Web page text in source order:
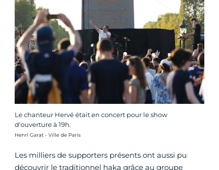
Le chanteur Hervé était en concert pour le show
d'ouverture à 19h.
Crédit photo :
Henri Garat - Ville de Paris
Les milliers de supporters présents ont aussi pu
découvrir le traditionnel haka grâce au groupe